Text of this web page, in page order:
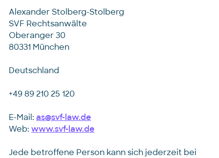
Alexander Stolberg-Stolberg
SVF Rechtsanwälte
Oberanger 30
80331 München
Deutschland
+49 89 210 25 120
E-Mail: as@svf-law.de
Web: www.svf-law.de
Jede betroffene Person kann sich jederzeit bei